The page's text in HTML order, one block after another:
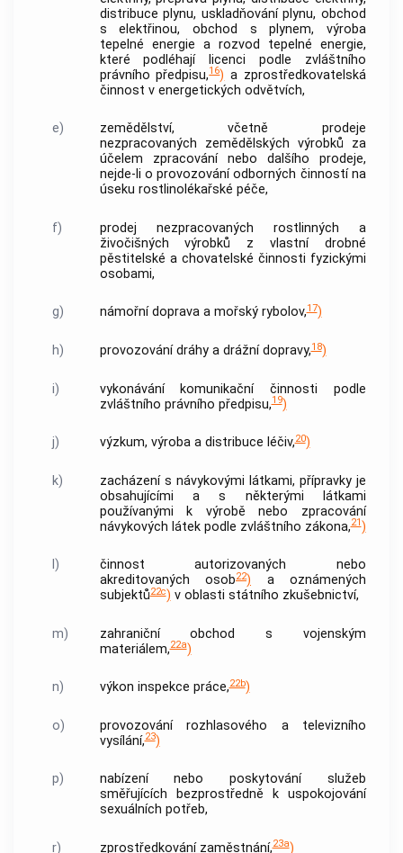
distribuce plynu, uskladňování plynu, obchod
s elektřinou, obchod s plynem, výroba
tepelné energie a rozvod tepelné energie,
které podléhají licenci podle zvláštního
právního předpisu,16) a zprostředkovatelská
činnost v energetických odvětvích,
e)
zemědělství, včetně prodeje
nezpracovaných zemědělských výrobků za
účelem zpracování nebo dalšího prodeje,
nejde-li o provozování odborných činností na
úseku rostlinolékařské péče,
f)
prodej nezpracovaných rostlinných a
živočišných výrobků z vlastní drobné
pěstitelské a chovatelské činnosti fyzickými
osobami,
g) námořní doprava a mořský rybolov,17)
h) provozování dráhy a drážní dopravy,18)
i)
vykonávání komunikační činnosti podle
zvláštního právního předpisu,19)
j) výzkum, výroba a distribuce léčiv,20)
k)
zacházení s návykovými látkami, přípravky je
obsahujícími a s některými látkami
používanými k výrobě nebo zpracování
návykových látek podle zvláštního zákona,21)
l)
činnost autorizovaných nebo
akreditovaných osob22) a oznámených
subjektů22c) v oblasti státního zkušebnictví,
m)
zahraniční obchod s vojenským
materiálem,22a)
n) výkon inspekce práce,22b)
o)
provozování rozhlasového a televizního
vysílání,23)
p)
nabízení nebo poskytování služeb
směřujících bezprostředně k uspokojování
sexuálních potřeb,
r) zprostředkování zaměstnání,23a)